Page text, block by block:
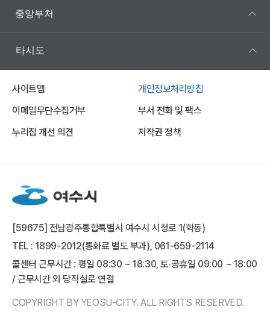
중앙부처
타시도
사이트맵
개인정보처리방침
이메일무단수집거부
부서 전화 및 팩스
누리집 개선 의견
저작권 정책
[59675] 전남광주통합특별시 여수시 시청로 1(학동)
TEL : 1899-2012(통화료 별도 부과), 061-659-2114
콜센터 근무시간 : 평일 08:30 ~ 18:30, 토·공휴일 09:00 ~ 18:00
/ 근무시간 외 당직실로 연결
COPYRIGHT BY YEOSU-CITY. ALL RIGHTS RESERVED.